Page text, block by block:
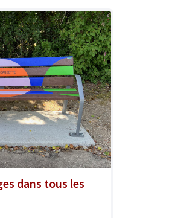
dans tous les